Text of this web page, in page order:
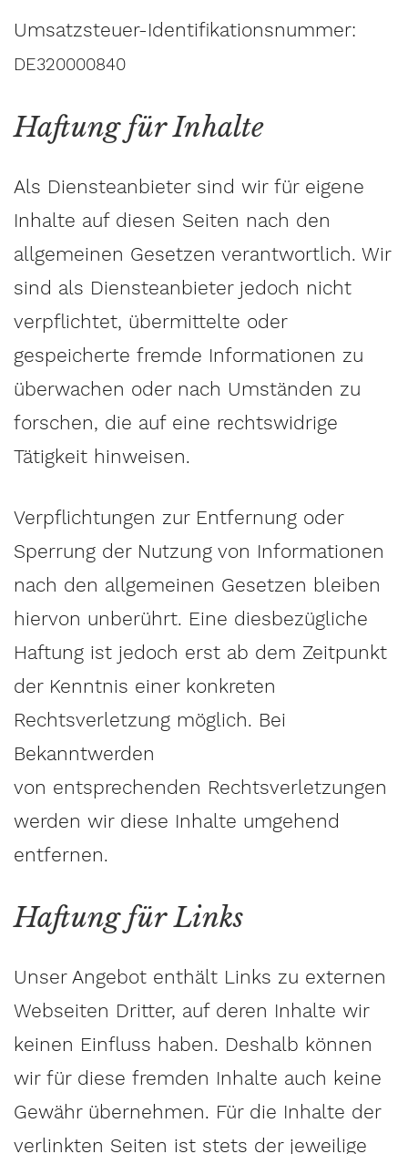
Umsatzsteuer-Identifikationsnummer:
DE320000840
Haftung für Inhalte
Als Diensteanbieter sind wir für eigene
Inhalte auf diesen Seiten nach den
allgemeinen Gesetzen verantwortlich. Wir
sind als Diensteanbieter jedoch nicht
verpflichtet, übermittelte oder
gespeicherte fremde Informationen zu
überwachen oder nach Umständen zu
forschen, die auf eine rechtswidrige
Tätigkeit hinweisen.
Verpflichtungen zur Entfernung oder
Sperrung der Nutzung von Informationen
nach den allgemeinen Gesetzen bleiben
hiervon unberührt. Eine diesbezügliche
Haftung ist jedoch erst ab dem Zeitpunkt
der Kenntnis einer konkreten
Rechtsverletzung möglich. Bei
Bekanntwerden
von entsprechenden Rechtsverletzungen
werden wir diese Inhalte umgehend
entfernen.
Haftung für Links
Unser Angebot enthält Links zu externen
Webseiten Dritter, auf deren Inhalte wir
keinen Einfluss haben. Deshalb können
wir für diese fremden Inhalte auch keine
Gewähr übernehmen. Für die Inhalte der
verlinkten Seiten ist stets der jeweilige